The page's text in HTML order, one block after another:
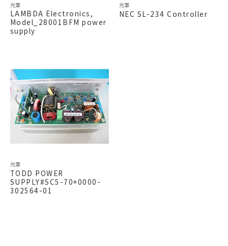
光罩
LAMBDA Electronics,
Model_28001BFM power
supply
光罩
NEC SL-234 Controller
光罩
TODD POWER
SUPPLY#SC5-70+0000-
302564-01